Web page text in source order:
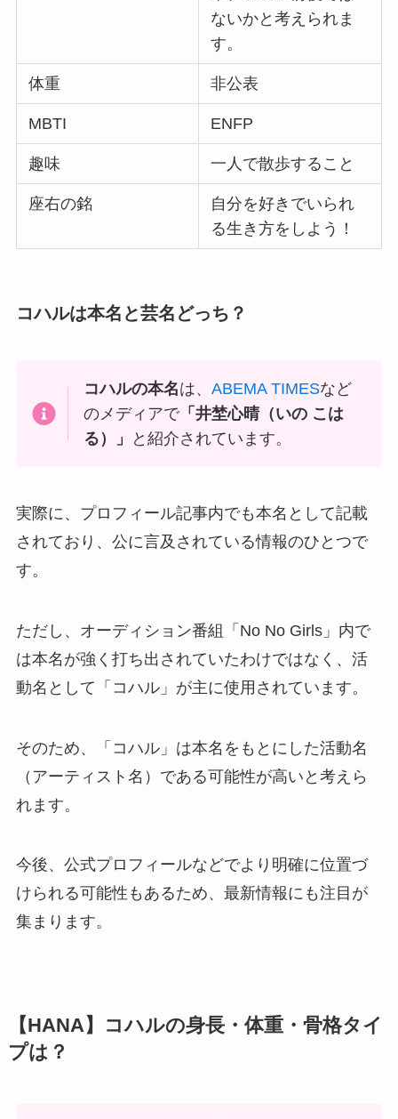
ないかと考えられま
す。
体重 非公表
MBTI ENFP
趣味 一人で散歩すること
座右の銘
自分を好きでいられ
る生き方をしよう！
コハルは本名と芸名どっち？
コハルの本名は、ABEMA TIMESなど
のメディアで「井埜心晴（いの こは
る）」
と紹介されています。
実際に、プロフィール記事内でも本名として記載
されており、公に言及されている情報のひとつで
す。
ただし、オーディション番組「No No Girls」内で
は本名が強く打ち出されていたわけではなく、活
動名として「コハル」が主に使用されています。
そのため、「コハル」は本名をもとにした活動名
（アーティスト名）である可能性が高いと考えら
れます。
今後、公式プロフィールなどでより明確に位置づ
けられる可能性もあるため、最新情報にも注目が
集まります。
【HANA】コハルの身長・体重・骨格タイ
プは？